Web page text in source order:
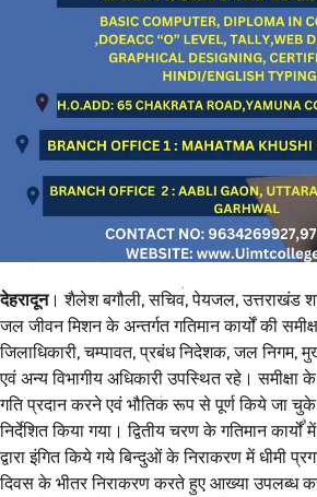
देहरादून। शैलेश बगौली, सचिव, पेयजल, उत्तराखंड
जल जीवन मिशन के अन्तर्गत गतिमान कार्यों की
जिलाधिकारी, चम्पावत, प्रबंध निदेशक, जल निगम,
एवं अन्य विभागीय अधिकारी उपस्थित रहे। समीक्षा
गति प्रदान करने एवं भौतिक रूप से पूर्ण किये जा
निर्देशित किया गया। द्वितीय चरण के गतिमान कार्यों
द्वारा इंगित किये गये बिन्दुओं के निराकरण में धीमी
दिवस के भीतर निराकरण करते हुए आख्या उपलब्ध